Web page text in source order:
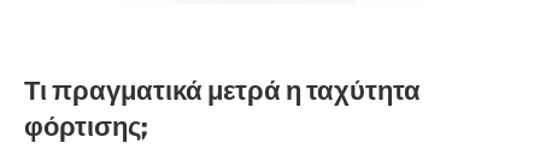
Τι πραγματικά μετρά η ταχύτητα
φόρτισης;